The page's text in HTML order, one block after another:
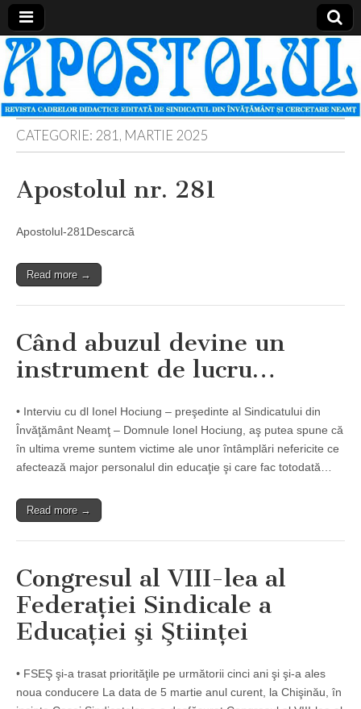
Apostolul
Revista
cadrelor
didactice
din
judetul
Neamt
CATEGORIE: 281, MARTIE 2025
Apostolul nr. 281
Apostolul-281Descarcă
Read more →
Când abuzul devine un
instrument de lucru…
• Interviu cu dl Ionel Hociung – preşedinte al Sindicatului din
Învăţământ Neamţ – Domnule Ionel Hociung, aş putea spune că
în ultima vreme suntem victime ale unor întâmplări nefericite ce
afectează major personalul din educaţie şi care fac totodată…
Read more →
Congresul al VIII-lea al
Federaţiei Sindicale a
Educaţiei şi Ştiinţei
• FSEŞ şi-a trasat priorităţile pe următorii cinci ani şi şi-a ales
noua conducere La data de 5 martie anul curent, la Chişinău, în